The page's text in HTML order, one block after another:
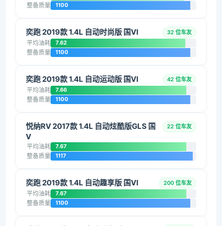
整备质量 1100
奕跑 2019款 1.4L 自动时尚版 国VI 32 位车友
平均油耗 7.62
整备质量 1100
奕跑 2019款 1.4L 自动运动版 国VI 42 位车友
平均油耗 7.66
整备质量 1100
悦纳RV 2017款 1.4L 自动炫酷版GLS 国
V
22 位车友
平均油耗 7.67
整备质量 1117
奕跑 2019款 1.4L 自动趣享版 国VI 200 位车友
平均油耗 7.67
整备质量 1100